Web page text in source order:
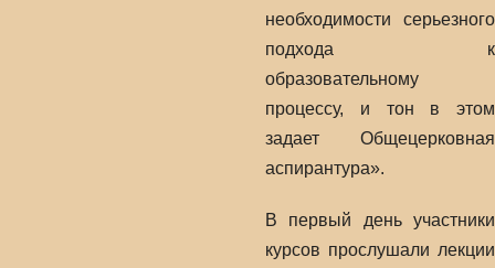
необходимости серьезного
подхода к
образовательному
процессу, и тон в этом
задает Общецерковная
аспирантура».
В первый день участники
курсов прослушали лекции